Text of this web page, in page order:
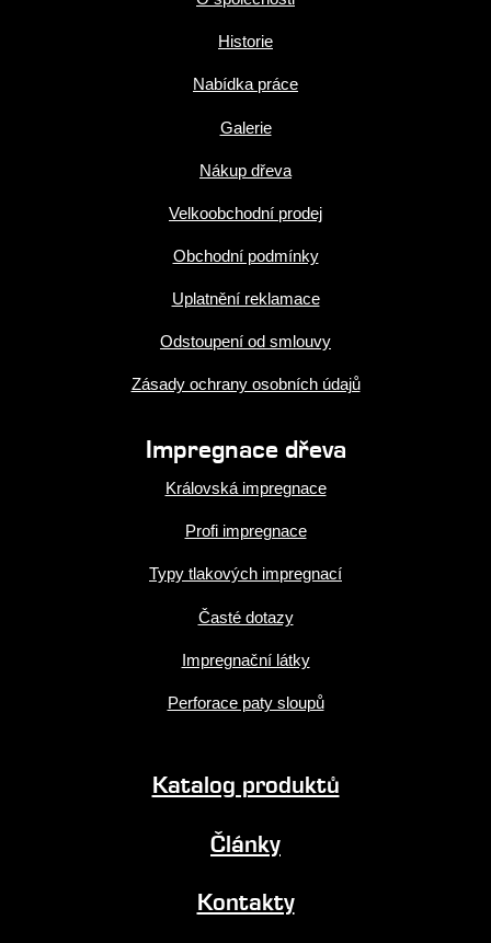
Historie
Nabídka práce
Galerie
Nákup dřeva
Velkoobchodní prodej
Obchodní podmínky
Uplatnění reklamace
Odstoupení od smlouvy
Zásady ochrany osobních údajů
Impregnace dřeva
Královská impregnace
Profi impregnace
Typy tlakových impregnací
Časté dotazy
Impregnační látky
Perforace paty sloupů
Katalog produktů
Články
Kontakty